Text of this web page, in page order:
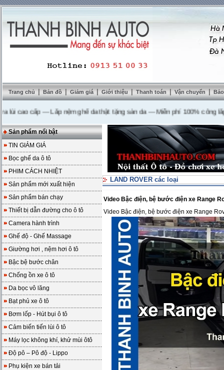
Trang chủ | Bản đồ | Giảm giá | Giới thiệu | Thanh toán | Vận chuyển |
cấp---Lắp nệm ghế da thật tặng sàn da ---Miễn phí 100% công lắp đặt
Sản phẩm nổi bật
TIN GIẢM GIÁ
Bọc ghế da ô tô
PHIM CÁCH NHIỆT
Sản phẩm mới xuất hiện
Sản phẩm bán chạy
Thiết bị dẫn đường cho ô tô
Camera hành trình
Ghế độ - Ghế Massage
Giường hơi , nệm hơi ô tô
Bậc bệ bước chân
Chống ồn xe ô tô
Da bọc vô lăng
Bạt phủ xe ô tô
Bơm lốp - Hút bụi ô tô
Cảm biến tiến lùi ô tô
Máy lọc không khí, khử mùi ôtô
Độ pô – Pô độ - Lippo
Phụ kiện xe bán tải
LAND ROVER các loại
Video Bậc điện, bệ bước điện xe Range
Video Bậc điện, bệ bước điện xe Range